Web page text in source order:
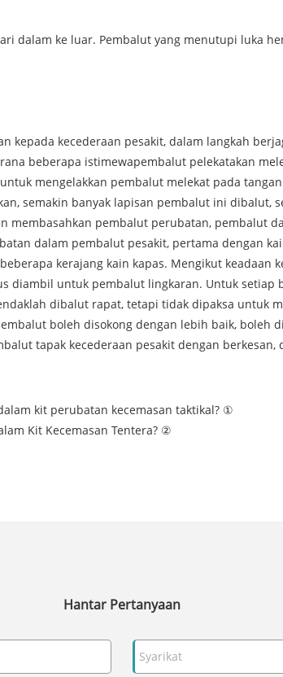
dalam ke luar. Pembalut yang menutupi luka
kepada kecederaan pesakit, dalam langkah
beberapa istimewapembalut pelekatakan
mengelakkan pembalut melekat pada
semakin banyak lapisan pembalut ini dibalut,
membasahkan pembalut perubatan, pembalut
dalam pembalut pesakit, pertama dengan
kerajang kain kapas. Mengikut
diambil untuk pembalut lingkaran. Untuk
dibalut rapat, tetapi tidak dipaksa untuk
boleh disokong dengan lebih baik, boleh
tapak kecederaan pesakit dengan
kit perubatan kecemasan taktikal? ①
Kit Kecemasan Tentera? ②
Hantar Pertanyaan